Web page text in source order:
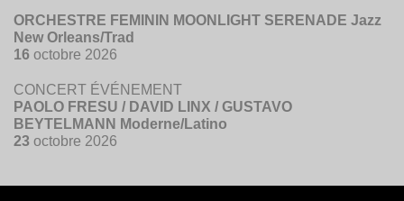
ORCHESTRE FEMININ MOONLIGHT SERENADE Jazz
New Orleans/Trad
16 octobre 2026
CONCERT ÉVÉNEMENT
PAOLO FRESU / DAVID LINX / GUSTAVO
BEYTELMANN Moderne/Latino
23 octobre 2026